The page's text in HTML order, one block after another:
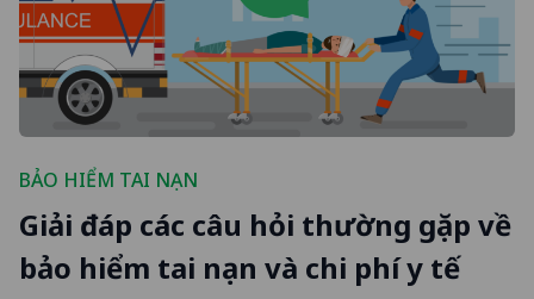
BẢO HIỂM TAI NẠN
Giải đáp các câu hỏi thường gặp về
bảo hiểm tai nạn và chi phí y tế